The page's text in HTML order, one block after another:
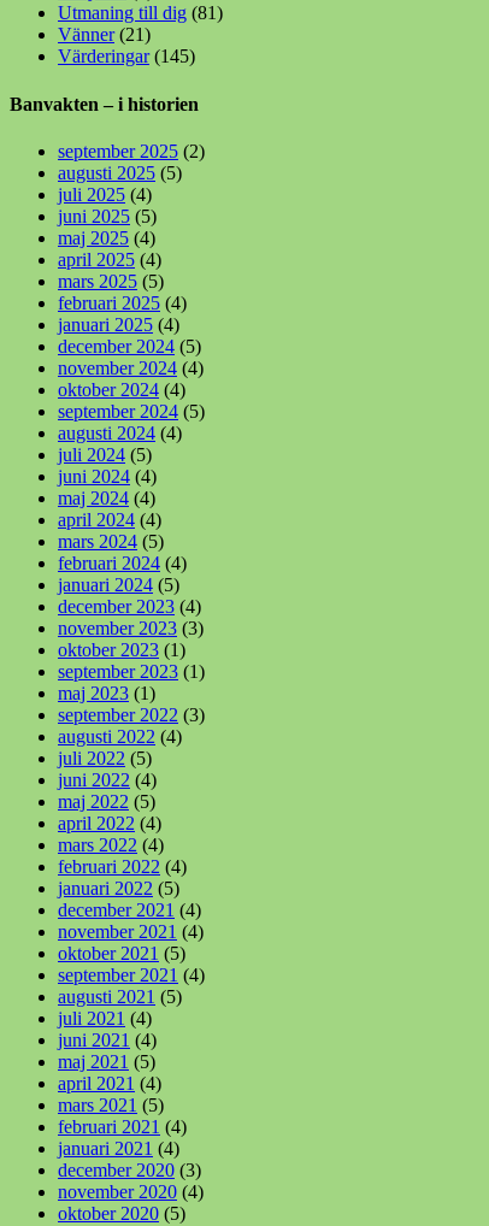
Utmaning till dig (81)
Vänner(21)
Värderingar(145)
Banvakten – i historien
september 2025 (2)
augusti 2025 (5)
juli 2025 (4)
juni 2025 (5)
maj 2025 (4)
april 2025 (4)
mars 2025 (5)
februari 2025 (4)
januari 2025 (4)
december 2024 (5)
november 2024 (4)
oktober 2024 (4)
september 2024 (5)
augusti 2024 (4)
juli 2024 (5)
juni 2024 (4)
maj 2024 (4)
april 2024 (4)
mars 2024 (5)
februari 2024 (4)
januari 2024 (5)
december 2023 (4)
november 2023 (3)
oktober 2023 (1)
september 2023 (1)
maj 2023 (1)
september 2022 (3)
augusti 2022 (4)
juli 2022 (5)
juni 2022 (4)
maj 2022 (5)
april 2022 (4)
mars 2022 (4)
februari 2022 (4)
januari 2022 (5)
december 2021 (4)
november 2021 (4)
oktober 2021 (5)
september 2021 (4)
augusti 2021 (5)
juli 2021 (4)
juni 2021 (4)
maj 2021 (5)
april 2021 (4)
mars 2021 (5)
februari 2021 (4)
januari 2021 (4)
december 2020 (3)
november 2020 (4)
oktober 2020 (5)